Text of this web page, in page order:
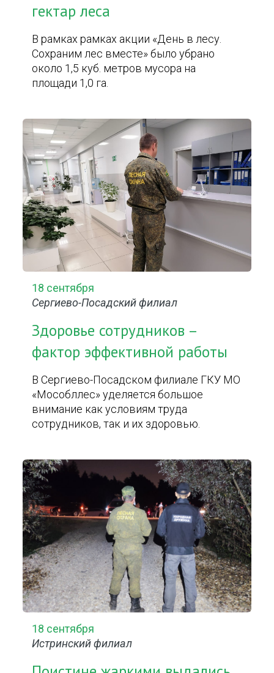
гектар леса
В рамках рамках акции «День в лесу.
Сохраним лес вместе» было убрано
около 1,5 куб. метров мусора на
площади 1,0 га.
18 сентября
Сергиево-Посадский филиал
Здоровье сотрудников –
фактор эффективной работы
В Сергиево-Посадском филиале ГКУ МО
«Мособллес» уделяется большое
внимание как условиям труда
сотрудников, так и их здоровью.
18 сентября
Истринский филиал